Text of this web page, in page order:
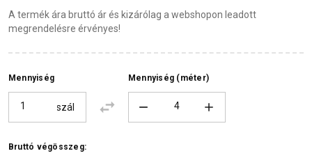
A termék ára bruttó ár és kizárólag a webshopon leadott
megrendelésre érvényes!
Mennyiség
szál
Mennyiség (méter)
Bruttó végösszeg: